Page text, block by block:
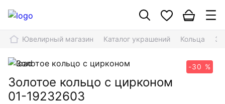
Ювелирный магазин Каталог украшений Кольца
-30 %
Золотое кольцо с цирконом
01-19232603